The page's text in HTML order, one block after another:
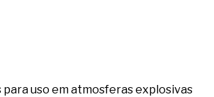
uso em atmosferas explosivas